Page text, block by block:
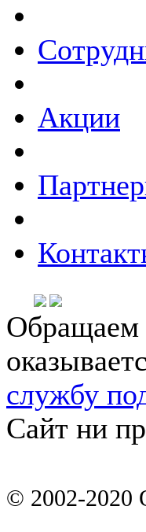
Акции
Обращаем
службу
Сайт ни
© 2002-2020